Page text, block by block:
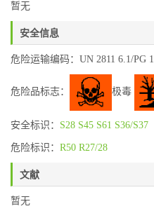
暂无
安全信息
危险运输编码：UN 2811 6.1/PG 1
危险品标志： 极毒
安全标识： S28 S45 S61 S36/S37
危险标识： R50 R27/28
文献
暂无